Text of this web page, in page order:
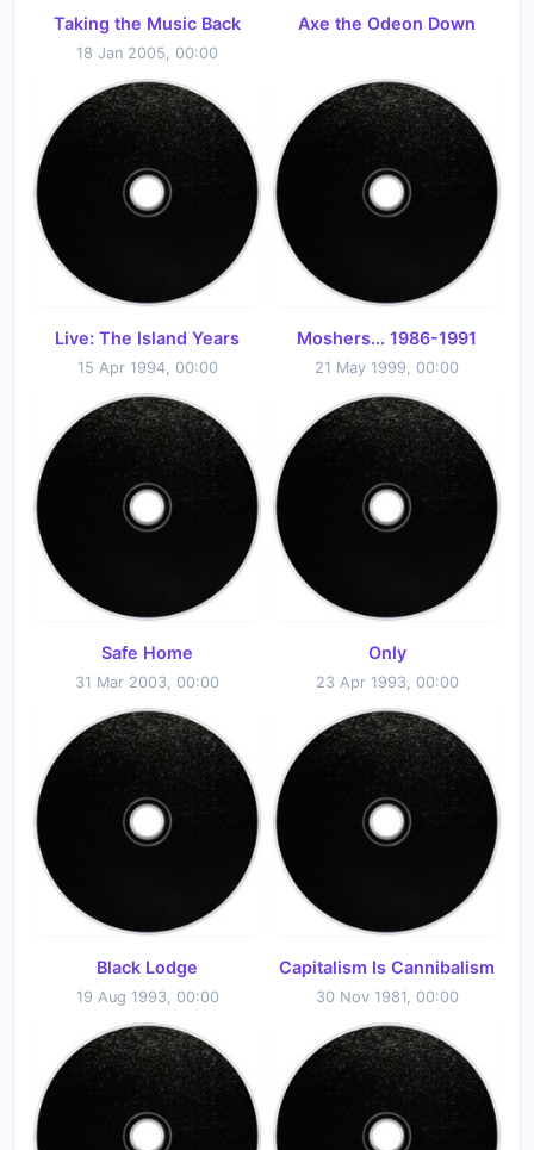
Taking the Music Back
18 Jan 2005, 00:00
Axe the Odeon Down
Live: The Island Years
15 Apr 1994, 00:00
Moshers... 1986-1991
21 May 1999, 00:00
Safe Home
31 Mar 2003, 00:00
Only
23 Apr 1993, 00:00
Black Lodge
19 Aug 1993, 00:00
Capitalism Is Cannibalism
30 Nov 1981, 00:00